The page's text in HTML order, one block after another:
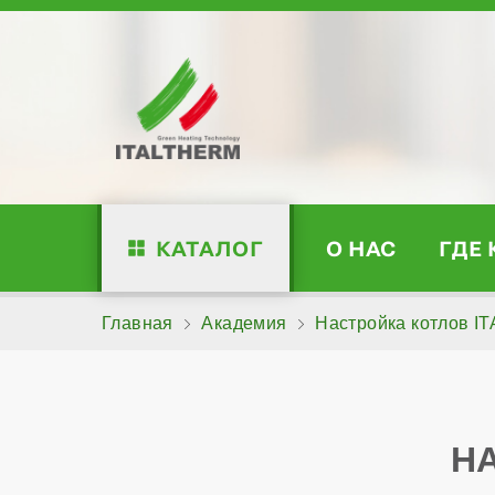
КАТАЛОГ О НАС ГДЕ
Главная Академия Настройка котлов